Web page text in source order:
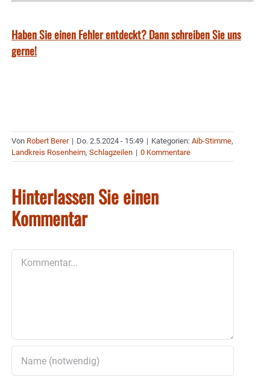
Haben Sie einen Fehler entdeckt? Dann schreiben Sie uns
gerne!
Von Robert Berer | Do. 2.5.2024 - 15:49 | Kategorien: Aib-Stimme,
Landkreis Rosenheim, Schlagzeilen | 0 Kommentare
Hinterlassen Sie einen
Kommentar